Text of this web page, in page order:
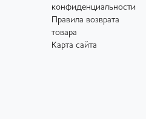
конфиденциальности
Правила возврата
товара
Карта сайта